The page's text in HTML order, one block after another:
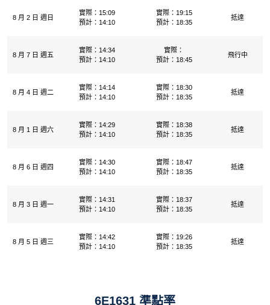
8 月 2 日 週日
實際：15:09
預計：14:10
實際：19:15
預計：18:35
抵達
8 月 7 日 週五
實際：14:34
預計：14:10
實際：
預計：18:45
飛行中
8 月 4 日 週二
實際：14:14
預計：14:10
實際：18:30
預計：18:35
抵達
8 月 1 日 週六
實際：14:29
預計：14:10
實際：18:38
預計：18:35
抵達
8 月 6 日 週四
實際：14:30
預計：14:10
實際：18:47
預計：18:35
抵達
8 月 3 日 週一
實際：14:31
預計：14:10
實際：18:37
預計：18:35
抵達
8 月 5 日 週三
實際：14:42
預計：14:10
實際：19:26
預計：18:35
抵達
6E1631 準點率